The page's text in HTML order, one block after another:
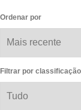
Ordenar por
Filtrar por